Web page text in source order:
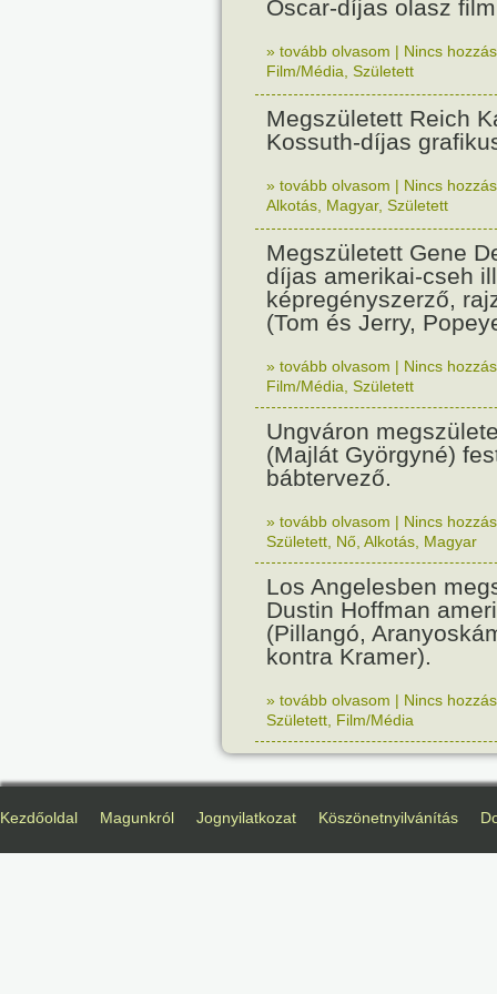
Oscar-díjas olasz
» tovább olvasom | Nincs
Film/Média Született
Megszületett Reich
Kossuth-díjas
» tovább olvasom | Nincs
Alkotás Magyar, Született
Megszületett Gene
díjas amerikai-cseh
képregényszerző,
(Tom és Jerry,
» tovább olvasom | Nincs
Film/Média Született
Ungváron
(Majlát Györgyné)
bábtervező.
» tovább olvasom | Nincs
Született Nő Alkotás Magyar
Los Angelesben
Dustin Hoffman
(Pillangó,
kontra Kramer).
» tovább olvasom | Nincs
Született Film/Média
Kezdőoldal Magunkról Jognyilatkozat Köszönetnyilvánítás